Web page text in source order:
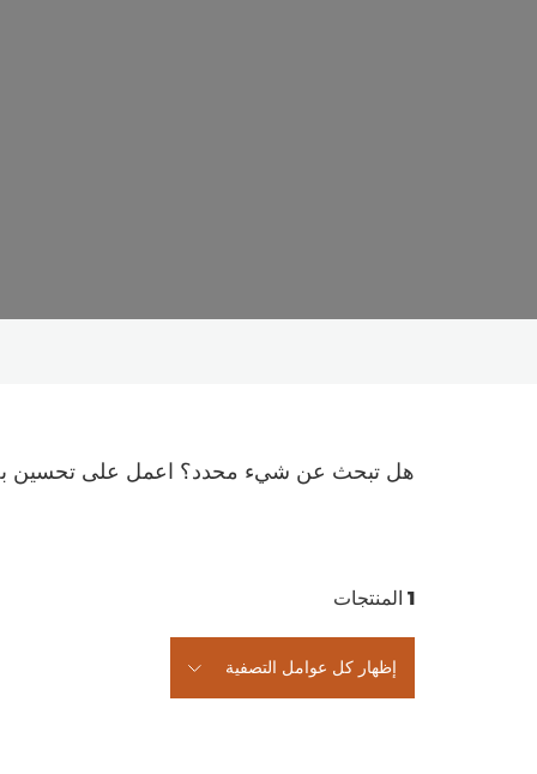
هل تبحث عن شيء محدد؟ اعمل على تحسين
1 المنتجات
إظهار كل عوامل التصفية